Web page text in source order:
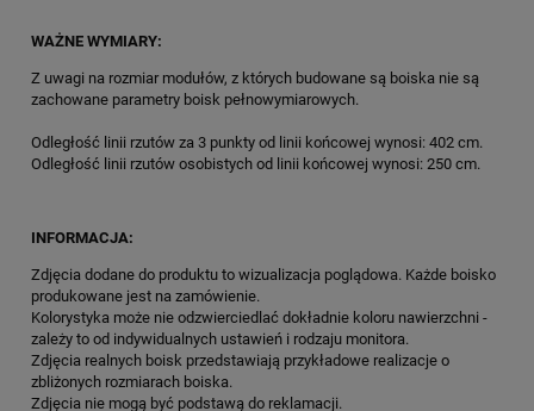
WAŻNE WYMIARY:
Z uwagi na rozmiar modułów, z których budowane są boiska nie są
zachowane parametry boisk pełnowymiarowych.
Odległość linii rzutów za 3 punkty od linii końcowej wynosi: 402 cm.
Odległość linii rzutów osobistych od linii końcowej wynosi: 250 cm.
INFORMACJA:
Zdjęcia dodane do produktu to wizualizacja poglądowa. Każde boisko
produkowane jest na zamówienie.
Kolorystyka może nie odzwierciedlać dokładnie koloru nawierzchni -
zależy to od indywidualnych ustawień i rodzaju monitora.
Zdjęcia realnych boisk przedstawiają przykładowe realizacje o
zbliżonych rozmiarach boiska.
Zdjęcia nie mogą być podstawą do reklamacji.